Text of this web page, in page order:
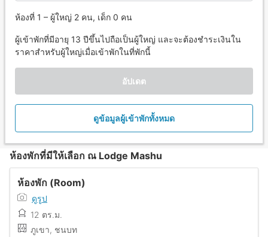
ห้องที่ 1 – ผู้ใหญ่ 2 คน, เด็ก 0 คน
ผู้เข้าพักที่มีอายุ 13 ปีขึ้นไปถือเป็นผู้ใหญ่ และจะต้องชำระเงินใน
ราคาสำหรับผู้ใหญ่เมื่อเข้าพักในที่พักนี้
อัปเดต
ดูข้อมูลผู้เข้าพักทั้งหมด
ห้องพักที่มีให้เลือก ณ Lodge Mashu
ห้องพัก (Room)
ดูรูป
12 ตร.ม.
ภูเขา, ชนบท